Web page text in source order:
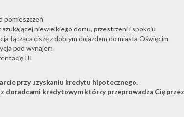
pomieszczeń
szukającej niewielkiego domu, przestrzeni i spokoju
łącząca ciszę z dobrym dojazdem do miasta Oświęcim
pod wynajem
!!!
przy uzyskaniu kredytu hipotecznego.
z doradcami kredytowym którzy przeprowadza Cię przez